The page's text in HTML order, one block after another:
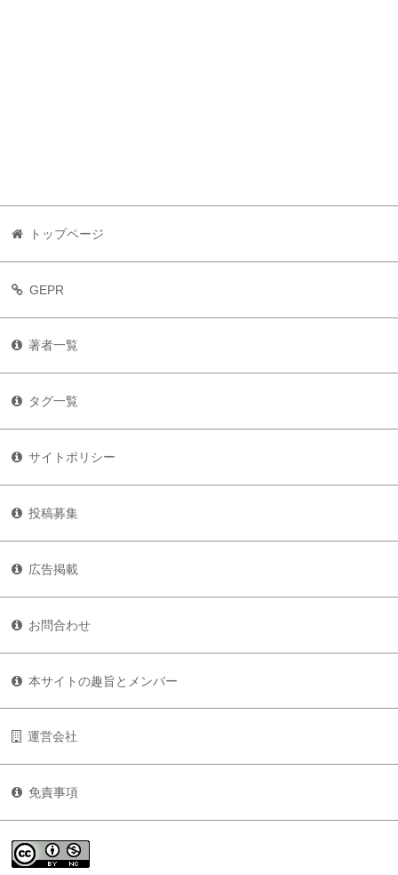
トップページ
GEPR
著者一覧
タグ一覧
サイトポリシー
投稿募集
広告掲載
お問合わせ
本サイトの趣旨とメンバー
運営会社
免責事項